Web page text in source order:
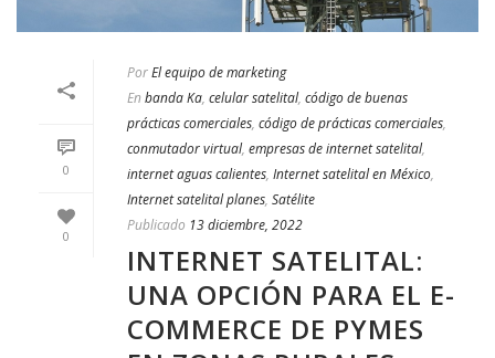
0
0
PorEl equipo de marketing
En banda Ka, celular satelital, código de buenas
prácticas comerciales, código de prácticas comerciales,
conmutador virtual, empresas de internet satelital,
internet aguas calientes, Internet satelital en México,
Internet satelital planes, Satélite
Publicado 13 diciembre, 2022
INTERNET SATELITAL:
UNA OPCIÓN PARA EL E-
COMMERCE DE PYMES